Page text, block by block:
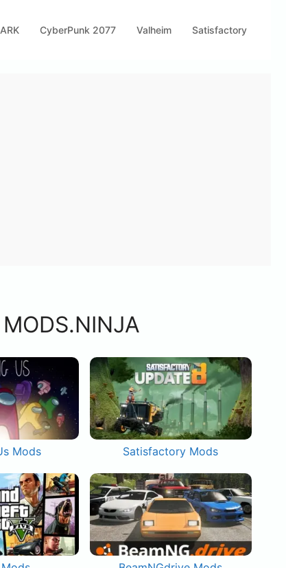
ARK CyberPunk 2077 Valheim Satisfactory
Mods Satisfactory Mods